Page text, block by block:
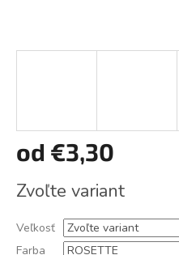
od €3,30
cena:
Zvoľte variant
Veľkosť
Farba